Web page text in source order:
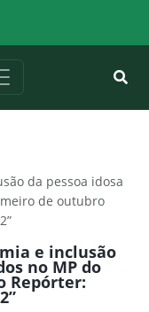
da pessoa idosa
de outubro
e inclusão
no MP do
Repórter: